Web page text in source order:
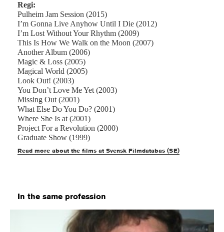
Regi:
Pulheim Jam Session (2015)
I’m Gonna Live Anyhow Until I Die (2012)
I’m Lost Without Your Rhythm (2009)
This Is How We Walk on the Moon (2007)
Another Album (2006)
Magic & Loss (2005)
Magical World (2005)
Look Out! (2003)
You Don’t Love Me Yet (2003)
Missing Out (2001)
What Else Do You Do? (2001)
Where She Is at (2001)
Project For a Revolution (2000)
Graduate Show (1999)
Read more about the films at Svensk Filmdatabas (SE)
In the same profession